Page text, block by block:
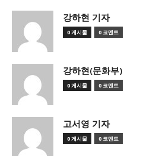
강하현 기자
0 게시물 0 코멘트
강하현(문화부)
0 게시물 0 코멘트
고서영 기자
0 게시물 0 코멘트